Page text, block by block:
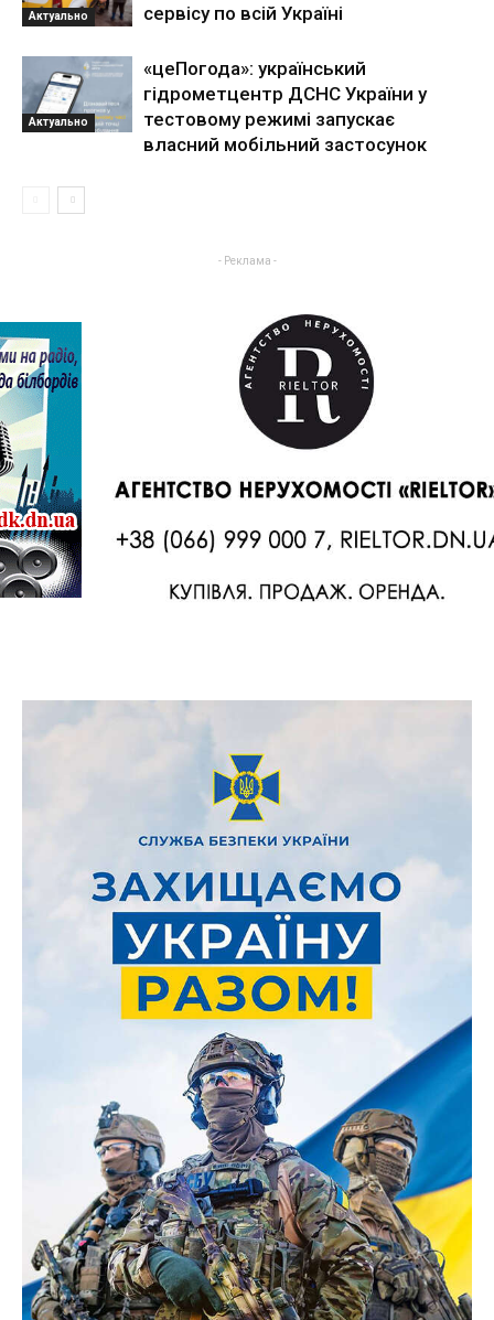
Актуально сервісу по всій Україні
Актуально
«цеПогода»: український
гідрометцентр ДСНС України у
тестовому режимі запускає
власний мобільний застосунок
- Реклама -